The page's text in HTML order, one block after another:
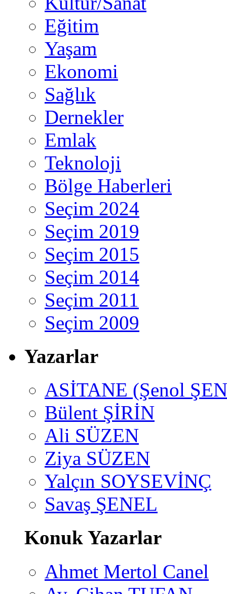
Eğitim
Yaşam
Ekonomi
Sağlık
Dernekler
Emlak
Teknoloji
Bölge Haberleri
Seçim 2024
Seçim 2019
Seçim 2015
Seçim 2014
Seçim 2011
Seçim 2009
Yazarlar
ASİTANE (Şenol
Bülent ŞİRİN
Ali SÜZEN
Ziya SÜZEN
Yalçın SOYSEVİNÇ
Savaş ŞENEL
Konuk Yazarlar
Ahmet Mertol Canel